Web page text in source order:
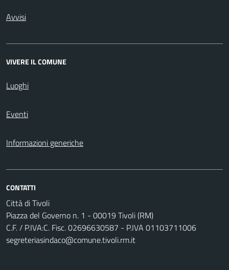
Avvisi
VIVERE IL COMUNE
Luoghi
Eventi
Informazioni generiche
CONTATTI
Città di Tivoli
Piazza del Governo n. 1 - 00019 Tivoli (RM)
C.F. / P.IVA:C. Fisc. 02696630587 - P.IVA 01103711006
segreteriasindaco@comune.tivoli.rm.it